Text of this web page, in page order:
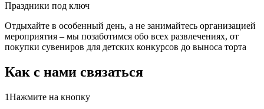
Праздники под ключ
Отдыхайте в особенный день, а не занимайтесь организацией
мероприятия – мы позаботимся обо всех развлечениях, от
покупки сувениров для детских конкурсов до выноса торта
Как с нами связаться
1Нажмите на кнопку